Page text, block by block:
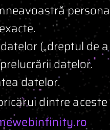
(„dreptul de
datelor.
datelor.
dintre